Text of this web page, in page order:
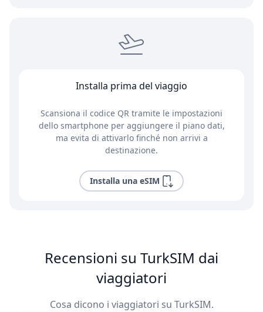
Installa prima del viaggio
Scansiona il codice QR tramite le impostazioni
dello smartphone per aggiungere il piano dati,
ma evita di attivarlo finché non arrivi a
destinazione.
Installa una eSIM
Recensioni su TurkSIM dai
viaggiatori
Cosa dicono i viaggiatori su TurkSIM.